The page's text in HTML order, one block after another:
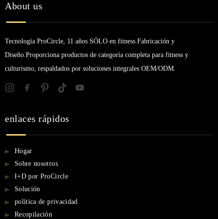
About us
Tecnología ProCircle, 11 años SÓLO en fitness.Fabricación y
Diseño.Proporciona productos de categoría completa para fitness y
culturismo, respaldados por soluciones integrales OEM/ODM.
enlaces rápidos
Hogar
Sobre nosotros
I+D por ProCircle
Solución
política de privacidad
Recopilación